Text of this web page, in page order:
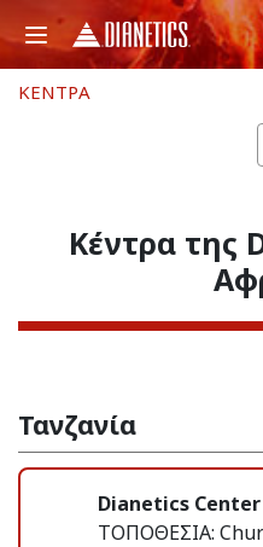
ΚΕΝΤΡΑ
Κέντρα της
Τανζανία
Dianetics
ΤΟΠΟΘΕΣΙΑ: